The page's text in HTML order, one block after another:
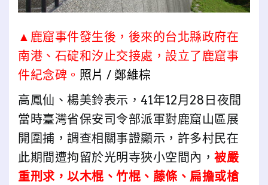
▲鹿窟事件發生後，後來的台北縣政府在
南港、石碇和汐止交接處，設立了鹿窟事
件紀念碑。 照片 / 鄭維棕
高鳳仙、楊美鈴表示，41年12月28日夜間
當時臺灣省保安司令部派軍對鹿窟山區展
開圍捕，調查相關事證顯示，許多村民在
此期間遭拘留於光明寺狹小空間內， 被嚴
重刑求，以木棍、竹棍、藤條、扁擔或槍